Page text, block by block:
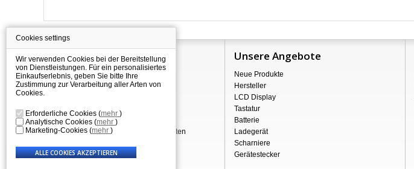
Information
Über Shopping
Versand
Reklamation & Widerrufsrecht
Geschäftsbedingungen
Verarbeitung personenbezogener Daten
Unsere Angebote
Neue Produkte
Hersteller
LCD Display
Tastatur
Batterie
Ladegerät
Scharniere
Gerätestecker
Cookies settings
Wir verwenden Cookies bei der Bereitstellung
von Dienstleistungen. Für ein personalisiertes
Einkaufserlebnis, geben Sie bitte Ihre
Zustimmung zur Verarbeitung aller Arten von
Cookies.
Erforderliche Cookies (mehr )
Analytische Cookies (mehr )
Marketing-Cookies (mehr )